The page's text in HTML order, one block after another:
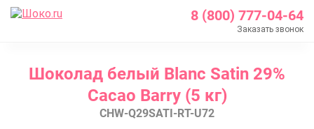
8 (800) 777-04-64
Заказать звонок
Каталог
Шоколад Barry Callebaut
Белый шоколад
Шоколад белый Blanc Satin 29%
Cacao Barry (5 кг)
CHW-Q29SATI-RT-U72